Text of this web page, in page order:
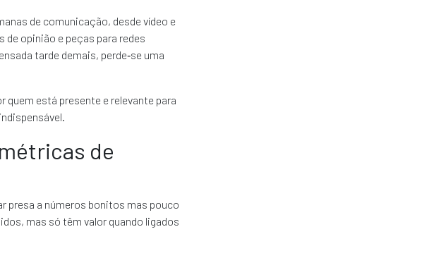
de comunicação, desde vídeo e
opinião e peças para redes
tarde demais, perde‑se uma
quem está presente e relevante para
de
presa a números bonitos mas pouco
mas só têm valor quando ligados